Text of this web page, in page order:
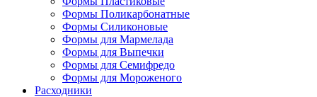
Формы Поликарбонатные
Формы Силиконовые
Формы для Мармелада
Формы для Выпечки
Формы для Семифредо
Формы для Мороженого
Расходники